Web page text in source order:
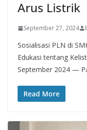
Arus Listrik
September 27, 2024
Sosialisasi PLN di
Edukasi tentang
September 2024 —
Read More